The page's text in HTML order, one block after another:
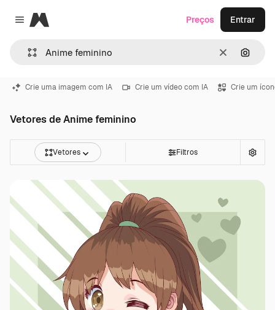
Close menu
Magnific
Limpar
Preços Entrar
Crie uma imagem com IA Crie um vídeo com IA Crie um
Vetores de Anime feminino
Vetores Filtros